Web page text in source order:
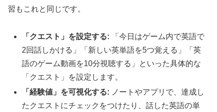
習もこれと同じです。
「クエスト」を設定する: 「今日はゲーム内で英語で
2回話しかける」「新しい英単語を5つ覚える」「英
語のゲーム動画を10分視聴する」といった具体的な
「クエスト」を設定します。
「経験値」を可視化する: ノートやアプリで、達成し
たクエストにチェックをつけたり、話した英語の単